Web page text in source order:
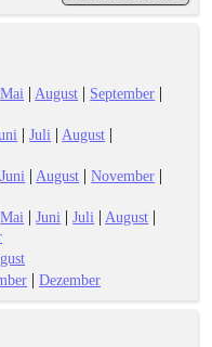
Mai | August | September |
|Juli | August |
Juni | August |November |
Mai |Juni |Juli | August |
|Dezember